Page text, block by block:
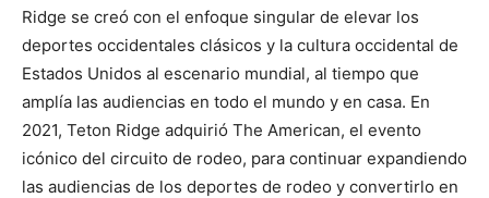
Ridge se creó con el enfoque singular de elevar los
deportes occidentales clásicos y la cultura occidental de
Estados Unidos al escenario mundial, al tiempo que
amplía las audiencias en todo el mundo y en casa. En
2021, Teton Ridge adquirió The American, el evento
icónico del circuito de rodeo, para continuar expandiendo
las audiencias de los deportes de rodeo y convertirlo en